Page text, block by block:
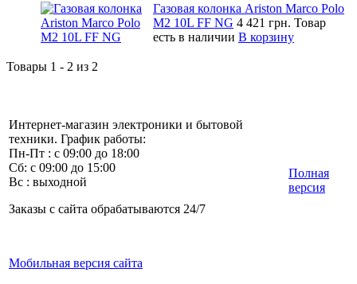
Газовая колонка Ariston Marco Polo
M2 10L FF NG 4 421 грн. Товар
есть в наличии В корзину
Товары 1 - 2 из 2
Интернет-магазин электроники и бытовой
техники. График работы:
Пн-Пт : с 09:00 до 18:00
Сб: с 09:00 до 15:00
Вс : выходной
Заказы с сайта обрабатываются 24/7
Мобильная версия сайта
Полная
версия